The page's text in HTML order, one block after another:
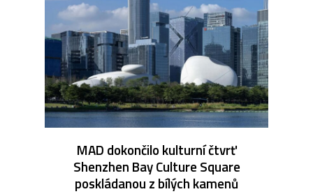
MAD dokončilo kulturní čtvrť
Shenzhen Bay Culture Square
poskládanou z bílých kamenů